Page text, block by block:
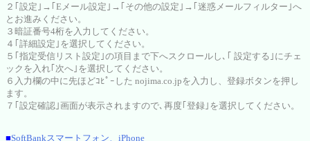
２｢設定｣→｢Eメール設定｣→｢その他の設定｣→｢迷惑メールフィルター｣へ
とお進みください。
３暗証番号4桁を入力してください。
４｢詳細設定｣を選択してください。
５｢指定受信リスト設定｣の項目まで下へスクロールし､｢ 設定する｣にチェ
ックを入れ｢次へ｣を選択してください。
６入力欄の中に先ほどｺﾋﾟｰした nojima.co.jpを入力し、登録ボタンを押し
ます。
７｢設定確認｣画面が表示されますので､再度｢登録｣を選択してください。
■SoftBankスマートフォン、iPhone